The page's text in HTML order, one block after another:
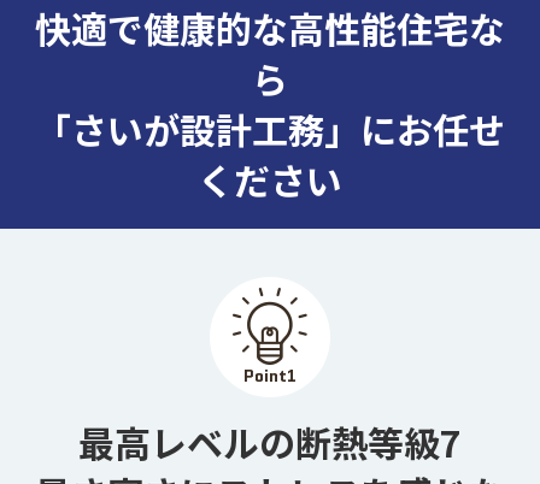
快適で健康的な高性能住宅な
ら
「さいが設計工務」にお任せ
ください
Point1
最高レベルの断熱等級7